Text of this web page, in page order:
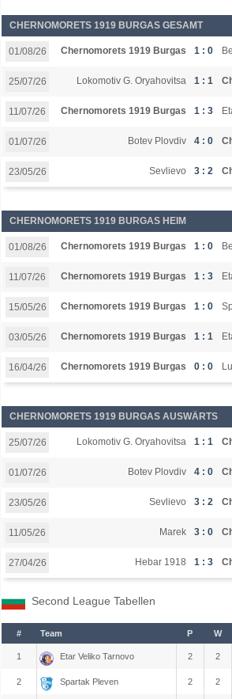
CHERNOMORETS 1919 BURGAS GESAMT
01/08/26 Chernomorets 1919 Burgas 1 : 0
25/07/26 Lokomotiv G. Oryahovitsa 1 : 1
11/07/26 Chernomorets 1919 Burgas 1 : 3
01/07/26 Botev Plovdiv 4 : 0
23/05/26 Sevlievo 3 : 2
CHERNOMORETS 1919 BURGAS HEIM
01/08/26 Chernomorets 1919 Burgas 1 : 0
11/07/26 Chernomorets 1919 Burgas 1 : 3
15/05/26 Chernomorets 1919 Burgas 1 : 0
03/05/26 Chernomorets 1919 Burgas 1 : 1
16/04/26 Chernomorets 1919 Burgas 0 : 0
CHERNOMORETS 1919 BURGAS AUSWÄRTS
25/07/26 Lokomotiv G. Oryahovitsa 1 : 1
01/07/26 Botev Plovdiv 4 : 0
23/05/26 Sevlievo 3 : 2
11/05/26 Marek 3 : 0
27/04/26 Hebar 1918 1 : 3
Second League Tabellen
# Team P W
1 Etar Veliko Tarnovo 2 2
2 Spartak Pleven 2 2